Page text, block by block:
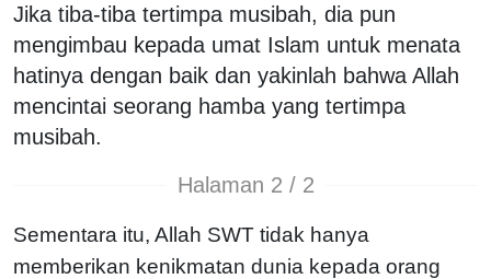
Jika tiba-tiba tertimpa musibah, dia pun
mengimbau kepada umat Islam untuk menata
hatinya dengan baik dan yakinlah bahwa Allah
mencintai seorang hamba yang tertimpa
musibah.
Halaman 2 / 2
Sementara itu, Allah SWT tidak hanya
memberikan kenikmatan dunia kepada orang